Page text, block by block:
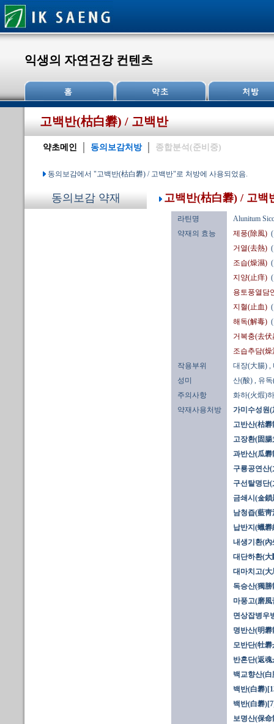
익생의 자연건강 컨텐츠
고백반(枯白礬) / 고백반
약초메인 동의보감처방 종합분석(준비중)
동의보감에서 "고백반(枯白礬) / 고백반"로 처방에 사용되었음.
동의보감 약재 고백반(枯白礬) / 고백
라틴명
Alunitum
약재의 효능
제풍(除風)
거열(去熱)
조습(燥濕)
지양(止痒)
용토풍열담
지혈(止血)
해독(解毒)
거복충(去伏
조습추담(
작용부위
대장(大腸)
성미
산(酸)
, 유
주의사항
화하(火煆)
약재사용처방
가미수성원
고반산(枯礬
고장환(固
과반산(瓜礬
구룡공연산
구선탈명단
금쇄시(金鎖
남청즙(藍靑
납반지(蠟礬
내생기환(內
대단하환(大
대마치고(大
독승산(獨勝
마풍고(磨風
면상잡병우
명반산(明礬
모반단(牡礬
반혼단(返魂
백교향산(
백반(白礬
백반(白礬
보명산(保命